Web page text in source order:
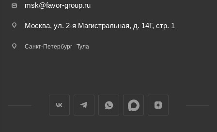
msk@favor-group.ru
Москва, ул. 2-я Магистральная, д. 14Г, стр. 1
Санкт-Петербург Тула